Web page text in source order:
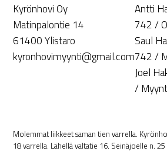
Kyrönhovi Oy
Matinpalontie 14
61400 Ylistaro
kyronhovimyynti@gmail.com
Antti
742 /
Saul
742 /
Joel
/
Molemmat liikkeet saman tien varrella.
18 varrella. Lähellä valtatie 16. Seinäjoelle n. 25